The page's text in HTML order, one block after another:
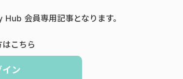
会員専用記事となります。
こちら
イン